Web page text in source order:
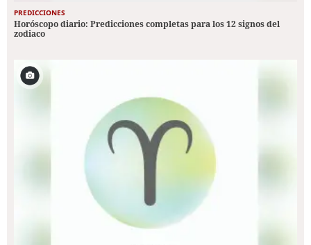
PREDICCIONES
Horóscopo diario: Predicciones completas para los 12 signos del
zodiaco